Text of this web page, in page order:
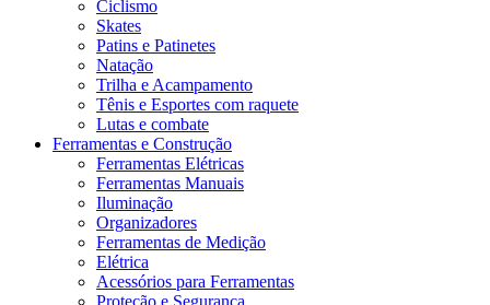
Ciclismo
Skates
Patins e Patinetes
Natação
Trilha e Acampamento
Tênis e Esportes com raquete
Lutas e combate
Ferramentas e Construção
Ferramentas Elétricas
Ferramentas Manuais
Iluminação
Organizadores
Ferramentas de Medição
Elétrica
Acessórios para Ferramentas
Proteção e Segurança